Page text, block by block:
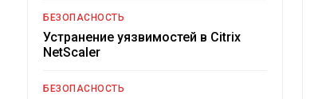
БЕЗОПАСНОСТЬ
Устранение уязвимостей в Citrix
NetScaler
БЕЗОПАСНОСТЬ